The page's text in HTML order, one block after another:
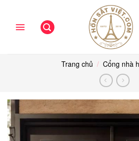
content
Trang chủ / Cổng nhà